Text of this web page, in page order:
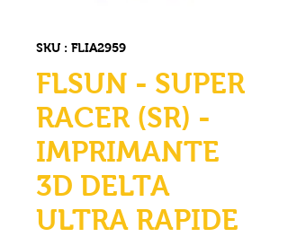
SKU : FLIA2959
FLSUN - SUPER
RACER (SR) -
IMPRIMANTE
3D DELTA
ULTRA RAPIDE